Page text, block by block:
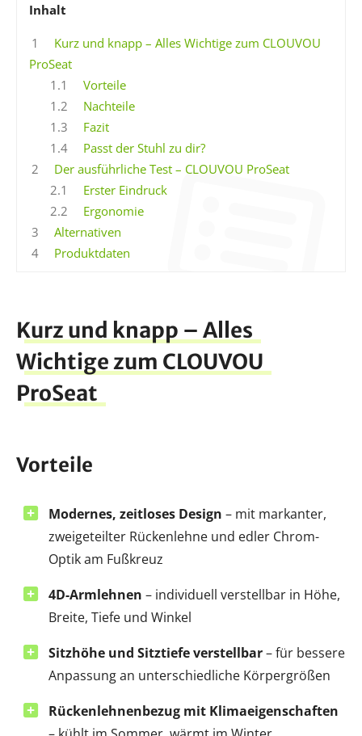
Inhalt
1
Kurz und knapp – Alles Wichtige zum CLOUVOU
ProSeat
1.1
Vorteile
1.2
Nachteile
1.3
Fazit
1.4
Passt der Stuhl zu dir?
2
Der ausführliche Test – CLOUVOU ProSeat
2.1
Erster Eindruck
2.2
Ergonomie
3
Alternativen
4
Produktdaten
Kurz und knapp – Alles
Wichtige zum CLOUVOU
ProSeat
Vorteile
Modernes, zeitloses Design – mit markanter,
zweigeteilter Rückenlehne und edler Chrom-
Optik am Fußkreuz
4D-Armlehnen – individuell verstellbar in Höhe,
Breite, Tiefe und Winkel
Sitzhöhe und Sitztiefe verstellbar– für bessere
Anpassung an unterschiedliche Körpergrößen
Rückenlehnenbezug mit Klimaeigenschaften